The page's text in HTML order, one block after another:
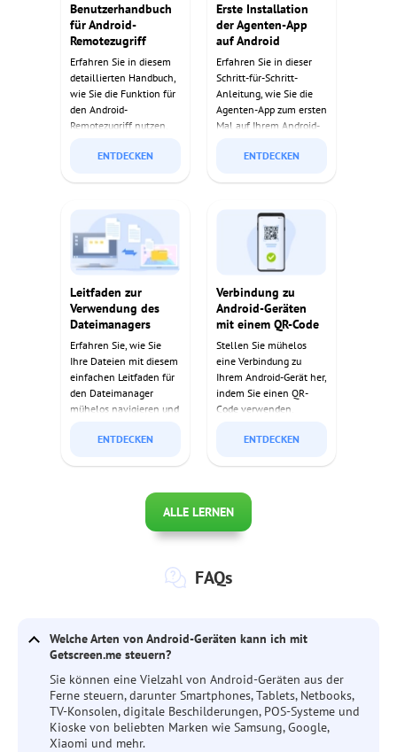
Benutzerhandbuch
für Android-
Remotezugriff
Erfahren Sie in diesem
detaillierten Handbuch,
wie Sie die Funktion für
den Android-
Remotezugriff nutzen.
Einrichtungsschritte,
Fernsteuerung.
ENTDECKEN
Erste Installation
der Agenten-App
auf Android
Erfahren Sie in dieser
Schritt-für-Schritt-
Anleitung, wie Sie die
Agenten-App zum ersten
Mal auf Ihrem Android-
ENTDECKEN
Leitfaden zur
Verwendung des
Dateimanagers
Erfahren Sie, wie Sie
Ihre Dateien mit diesem
einfachen Leitfaden für
den Dateimanager
mühelos navigieren und
ENTDECKEN
Verbindung zu
Android-Geräten
mit einem QR-Code
Stellen Sie mühelos
eine Verbindung zu
Ihrem Android-Gerät her,
indem Sie einen QR-
Code verwenden.
sicher!ENTDECKEN
ALLE LERNEN
FAQs
Welche Arten von Android-Geräten kann ich mit
Getscreen.me steuern?
Sie können eine Vielzahl von Android-Geräten aus der
Ferne steuern, darunter Smartphones, Tablets, Netbooks,
TV-Konsolen, digitale Beschilderungen, POS-Systeme und
Kioske von beliebten Marken wie Samsung, Google,
Xiaomi und mehr.